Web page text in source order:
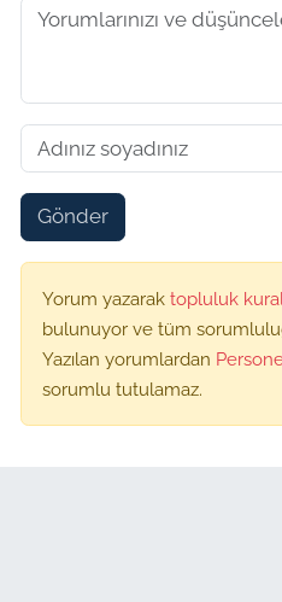
Gönder
Yorum yazarak topluluk
bulunuyor ve tüm
Yazılan yorumlardan
sorumlu tutulamaz.